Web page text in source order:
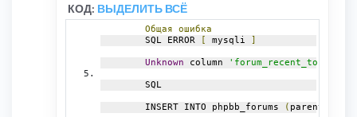
КОД: ВЫДЕЛИТЬ ВСЁ
Общая
ошибка
        SQL ERROR
[ mysqli ]
Unknown column 'forum_recent_topics'
        SQL
        INSERT INTO phpbb_forums
( parent_id